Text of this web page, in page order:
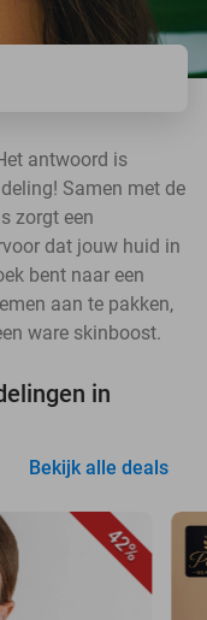
antwoord is
Samen met de
zorgt een
dat jouw huid in
bent naar een
aan te pakken,
ware skinboost.
in
Bekijk alle deals
42%